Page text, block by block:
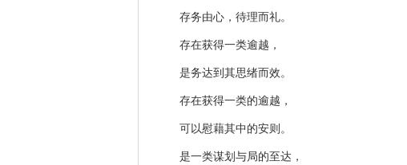
存务由心，待理而礼。
存在获得一类逾越，
是务达到其思绪而效。
存在获得一类的逾越，
可以慰藉其中的安则。
是一类谋划与局的至达，